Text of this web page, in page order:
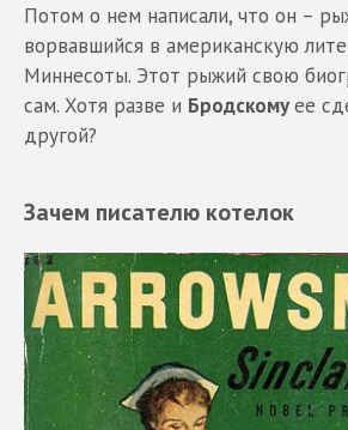
Потом о нем написали, что он –
ворвавшийся в американскую
Миннесоты. Этот рыжий свою
сам. Хотя разве и Бродскомуее
другой?
Зачем писателю котелок